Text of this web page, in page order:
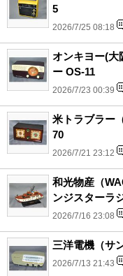
5
2026/7/25 08:18
オンキヨー(大
ー OS-11
2026/7/23 00:39
米トラブラー
70
2026/7/21 23:12
和光物産（
ンジスターラ
2026/7/16 23:08
三洋電機（サ
2026/7/13 21:43